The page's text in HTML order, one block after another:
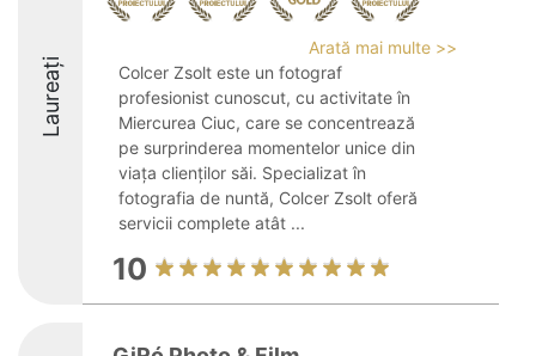
Laureați
Arată mai multe >>
Colcer Zsolt este un fotograf
profesionist cunoscut, cu activitate în
Miercurea Ciuc, care se concentrează
pe surprinderea momentelor unice din
viața clienților săi. Specializat în
fotografia de nuntă, Colcer Zsolt oferă
servicii complete atât ...
10